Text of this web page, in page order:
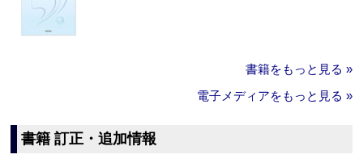
書籍をもっと見る »
電子メディアをもっと見る »
書籍 訂正・追加情報